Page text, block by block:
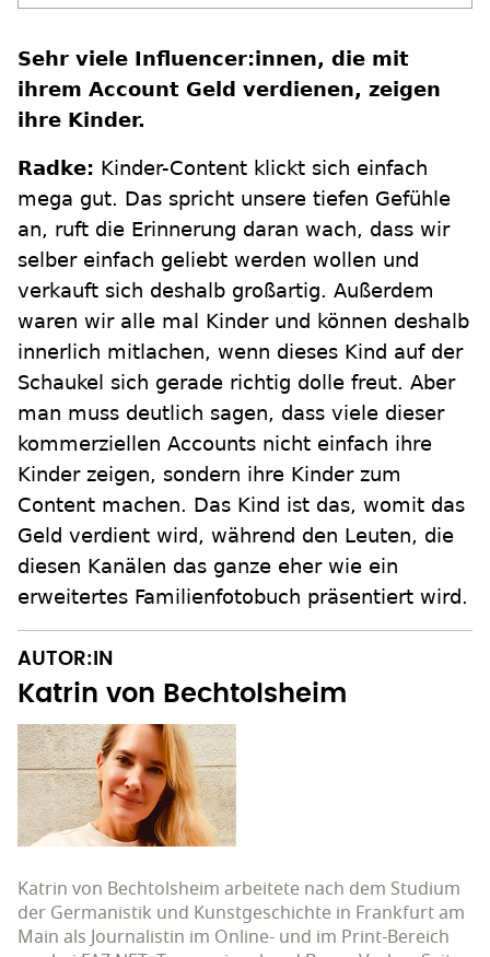
Sehr viele Influencer:innen, die mit
ihrem Account Geld verdienen, zeigen
ihre Kinder.
Radke: Kinder-Content klickt sich einfach
mega gut. Das spricht unsere tiefen Gefühle
an, ruft die Erinnerung daran wach, dass wir
selber einfach geliebt werden wollen und
verkauft sich deshalb großartig. Außerdem
waren wir alle mal Kinder und können deshalb
innerlich mitlachen, wenn dieses Kind auf der
Schaukel sich gerade richtig dolle freut. Aber
man muss deutlich sagen, dass viele dieser
kommerziellen Accounts nicht einfach ihre
Kinder zeigen, sondern ihre Kinder zum
Content machen. Das Kind ist das, womit das
Geld verdient wird, während den Leuten, die
diesen Kanälen das ganze eher wie ein
erweitertes Familienfotobuch präsentiert wird.
AUTOR:IN
Katrin von Bechtolsheim
Katrin von Bechtolsheim arbeitete nach dem Studium
der Germanistik und Kunstgeschichte in Frankfurt am
Main als Journalistin im Online- und im Print-Bereich